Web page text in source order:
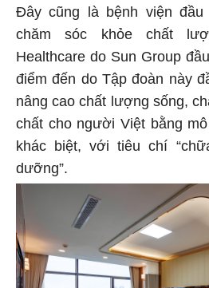
Đây cũng là bệnh viện đầu
chăm sóc khỏe chất
Healthcare do Sun Group
điểm đến do Tập đoàn này
nâng cao chất lượng sống,
chất cho người Việt bằng
khác biệt, với tiêu chí
dưỡng”.